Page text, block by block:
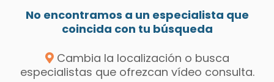
No encontramos a un especialista que
coincida con tu búsqueda
Cambia la localización o busca
especialistas que ofrezcan vídeo consulta.